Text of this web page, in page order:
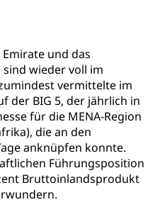
und das
wieder voll im
vermittelte im
der BIG 5, der jährlich in
für die MENA-Region
die an den
anknüpfen konnte.
Führungsposition
Bruttoinlandsprodukt